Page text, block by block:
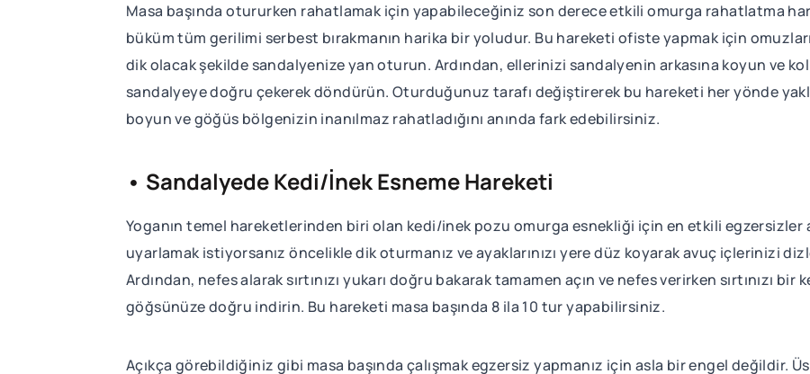
Masa başında otururken rahatlamak için yapabileceğiniz son derece etkili omurga rahatlatma
büküm tüm gerilimi serbest bırakmanın harika bir yoludur. Bu hareketi ofiste yapmak için
dik olacak şekilde sandalyenize yan oturun. Ardından, ellerinizi sandalyenin arkasına koyun ve
sandalyeye doğru çekerek döndürün. Oturduğunuz tarafı değiştirerek bu hareketi her yönde
boyun ve göğüs bölgenizin inanılmaz rahatladığını anında fark edebilirsiniz.
• Sandalyede Kedi/İnek Esneme Hareketi
Yoganın temel hareketlerinden biri olan kedi/inek pozu omurga esnekliği için en etkili egzersizler
uyarlamak istiyorsanız öncelikle dik oturmanız ve ayaklarınızı yere düz koyarak avuç içlerinizi
Ardından, nefes alarak sırtınızı yukarı doğru bakarak tamamen açın ve nefes verirken sırtınızı bir
göğsünüze doğru indirin. Bu hareketi masa başında 8 ila 10 tur yapabilirsiniz.
Açıkça görebildiğiniz gibi masa başında çalışmak egzersiz yapmanız için asla bir engel değildir.